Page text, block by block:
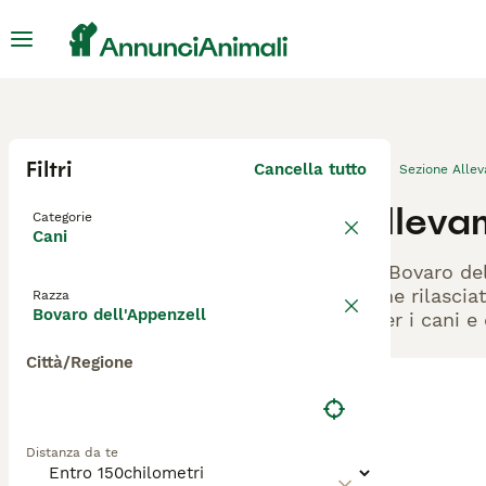
Filtri Cancella tutto
Categorie
Cani
Razza
Bovaro dell'Appenzell
Città/Regione
Distanza da te
Sezione
Gli Bovaro
viene
- per i cani e